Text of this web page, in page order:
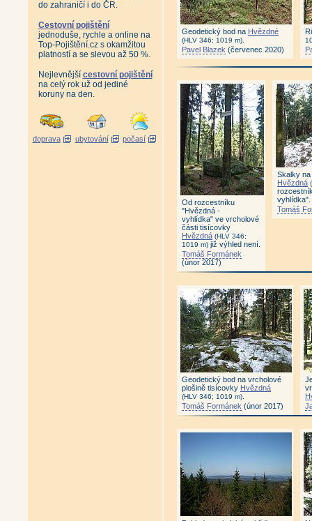
do zahraničí i do ČR.
Cestovní pojištění
jednoduše, rychle a online na
Top-Pojištění.cz s okamžitou
platností a se slevou až 50 %.
Nejlevnější cestovní pojištění
na celý rok už od jediné
koruny na den.
doprava ubytování počasí
Geodetický bod na Hvězdné
(HLV 346; 1019 m)
Pavel Blazek (červenec 2020)
Od rozcestníku
"Hvězdná -
vyhlídka" ve vrcholové
části tisícovky
Hvězdná (HLV 346;
1019 m) již výhled není.
Tomáš Formánek
(únor 2017)
Skalky
Hvězdná
vyhlídka".
Tomáš
Geodetický bod na vrcholové
plošině tisícovky Hvězdná
(HLV 346; 1019 m)
Tomáš Formánek (únor 2017)